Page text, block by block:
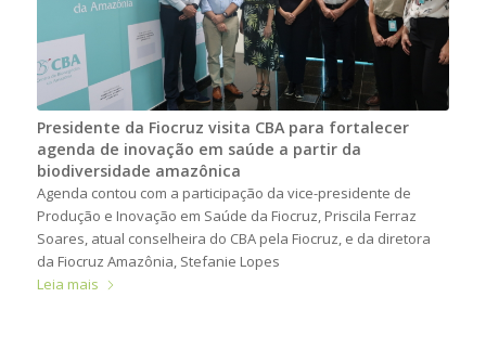
Presidente da Fiocruz visita CBA para fortalecer
agenda de inovação em saúde a partir da
biodiversidade amazônica
Agenda contou com a participação da vice-presidente de
Produção e Inovação em Saúde da Fiocruz, Priscila Ferraz
Soares, atual conselheira do CBA pela Fiocruz, e da diretora
da Fiocruz Amazônia, Stefanie Lopes
Leia mais